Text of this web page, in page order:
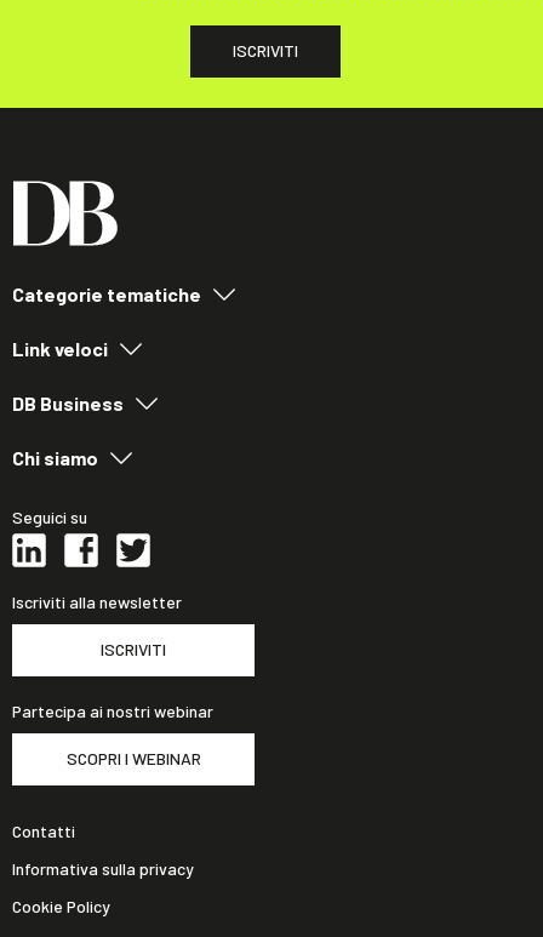
ISCRIVITI
Categorie tematiche
Link veloci
DB Business
Chi siamo
Seguici su
Iscriviti alla newsletter
ISCRIVITI
Partecipa ai nostri webinar
SCOPRI I WEBINAR
Contatti
Informativa sulla privacy
Cookie Policy